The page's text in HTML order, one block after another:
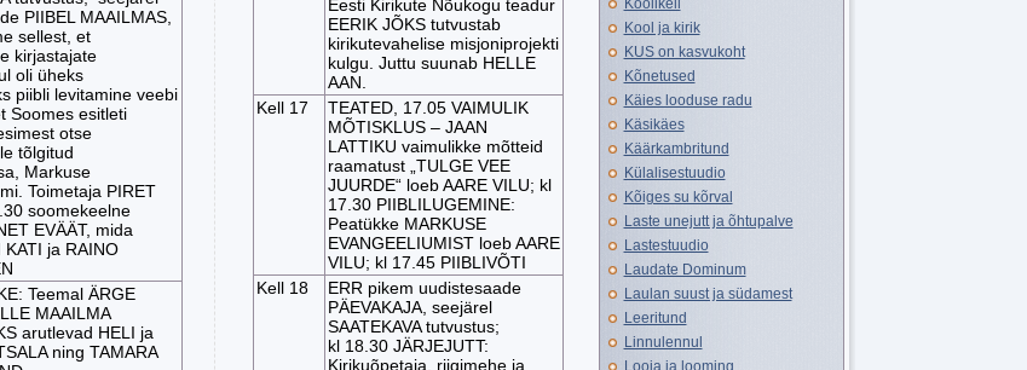
PIIBEL MAAILMAS,
sellest, et
kirjastajate
oli üheks
piibli levitamine veebi
Soomes esitleti
otse
tõlgitud
Markuse
Toimetaja PIRET
soomekeelne
EVÄÄT, mida
ja RAINO
Teemal ÄRGE
MAAILMA
arutlevad HELI ja
ning TAMARA
Eesti Kirikute Nõukogu teadur
EERIK JÕKS tutvustab
kirikutevahelise misjoniprojekti
kulgu. Juttu suunab HELLE
AAN.
Kell 17
TEATED, 17.05 VAIMULIK
MÕTISKLUS – JAAN
LATTIKU vaimulikke mõtteid
raamatust „TULGE VEE
JUURDE“ loeb AARE VILU; kl
17.30 PIIBLILUGEMINE:
Peatükke MARKUSE
EVANGEELIUMIST loeb AARE
VILU; kl 17.45 PIIBLIVÕTI
Kell 18
ERR pikem uudistesaade
PÄEVAKAJA, seejärel
SAATEKAVA tutvustus;
kl 18.30 JÄRJEJUTT:
Kirikuõpetaja, riigimehe ja
Koolikell
Kool ja kirik
KUS on kasvukoht
Kõnetused
Käies looduse radu
Käsikäes
Käärkambritund
Külalisestuudio
Kõiges su kõrval
Laste unejutt ja õhtupalve
Lastestuudio
Laudate Dominum
Laulan suust ja südamest
Leeritund
Linnulennul
Looja ja looming